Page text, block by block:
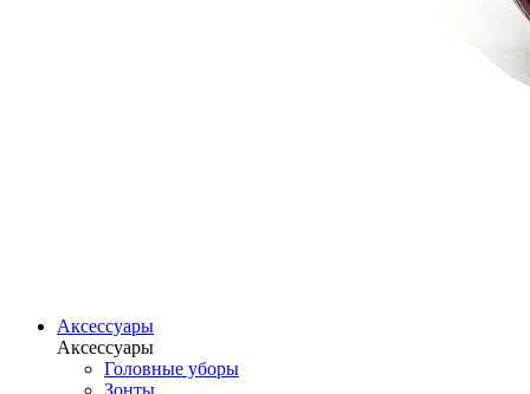
Аксессуары
Аксессуары
Головные уборы